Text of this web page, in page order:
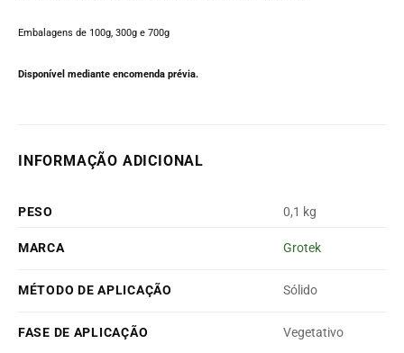
Embalagens de 100g, 300g e 700g
Disponível mediante encomenda prévia.
INFORMAÇÃO ADICIONAL
PESO 0,1 kg
MARCA Grotek
MÉTODO DE APLICAÇÃO Sólido
FASE DE APLICAÇÃO Vegetativo